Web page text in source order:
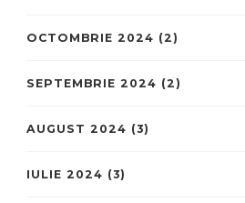
OCTOMBRIE 2024 (2)
SEPTEMBRIE 2024 (2)
AUGUST 2024 (3)
IULIE 2024 (3)